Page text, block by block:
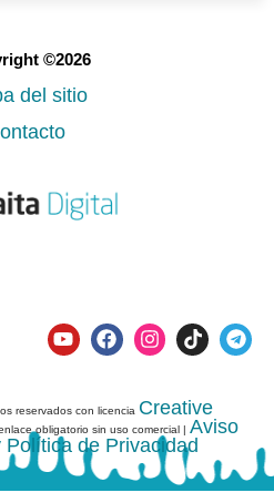
©2026
del sitio
reservados con licencia Creative
obligatorio sin uso comercial | Aviso
de Privacidad